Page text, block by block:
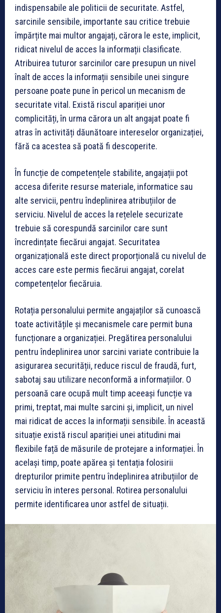
indispensabile ale politicii de securitate. Astfel,
sarcinile sensibile, importante sau critice trebuie
împărțite mai multor angajați, cărora le este, implicit,
ridicat nivelul de acces la informații clasificate.
Atribuirea tuturor sarcinilor care presupun un nivel
înalt de acces la informații sensibile unei singure
persoane poate pune în pericol un mecanism de
securitate vital. Există riscul apariției unor
complicități, în urma cărora un alt angajat poate fi
atras în activități dăunătoare intereselor organizației,
fără ca acestea să poată fi descoperite.
În funcție de competențele stabilite, angajații pot
accesa diferite resurse materiale, informatice sau
alte servicii, pentru îndeplinirea atribuțiilor de
serviciu. Nivelul de acces la rețelele securizate
trebuie să corespundă sarcinilor care sunt
încredințate fiecărui angajat. Securitatea
organizațională este direct proporțională cu nivelul de
acces care este permis fiecărui angajat, corelat
competențelor fiecăruia.
Rotația personalului permite angajaților să cunoască
toate activitățile și mecanismele care permit buna
funcționare a organizației. Pregătirea personalului
pentru îndeplinirea unor sarcini variate contribuie la
asigurarea securității, reduce riscul de fraudă, furt,
sabotaj sau utilizare neconformă a informațiilor. O
persoană care ocupă mult timp aceeași funcție va
primi, treptat, mai multe sarcini și, implicit, un nivel
mai ridicat de acces la informații sensibile. În această
situație există riscul apariției unei atitudini mai
flexibile față de măsurile de protejare a informației. În
același timp, poate apărea și tentația folosirii
drepturilor primite pentru îndeplinirea atribuțiilor de
serviciu în interes personal. Rotirea personalului
permite identificarea unor astfel de situații.